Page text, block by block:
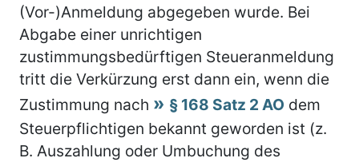
(Vor-)Anmeldung abgegeben wurde. Bei
Abgabe einer unrichtigen
zustimmungsbedürftigen Steueranmeldung
tritt die Verkürzung erst dann ein, wenn die
Zustimmung nach
§ 168 Satz 2 AO dem
Steuerpflichtigen bekannt geworden ist (z.
B. Auszahlung oder Umbuchung des